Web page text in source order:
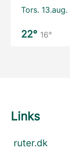
Tors. 13.aug.
22° 16°
Links
ruter.dk